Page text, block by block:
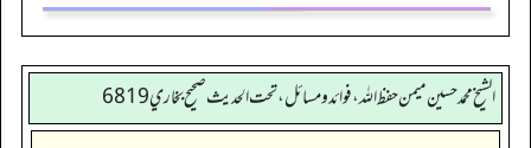
الشيخ محمد حسين ميمن حفظ الله، فوائد و مسائل، تحت الحديث صحيح بخاري 6819